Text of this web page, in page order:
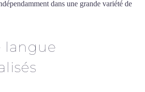
dans une grande variété de
langue